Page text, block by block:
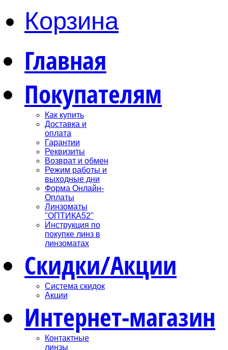
Корзина
Главная
Покупателям
Как купить
Доставка и
оплата
Гарантии
Реквизиты
Возврат и обмен
Режим работы и
выходные дни
Форма Онлайн-
Оплаты
Линзоматы
"ОПТИКА52"
Инструкция по
покупке линз в
линзоматах
Скидки/Акции
Система скидок
Акции
Интернет-магазин
Контактные
линзы